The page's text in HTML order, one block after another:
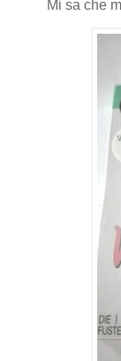
Mi sa che